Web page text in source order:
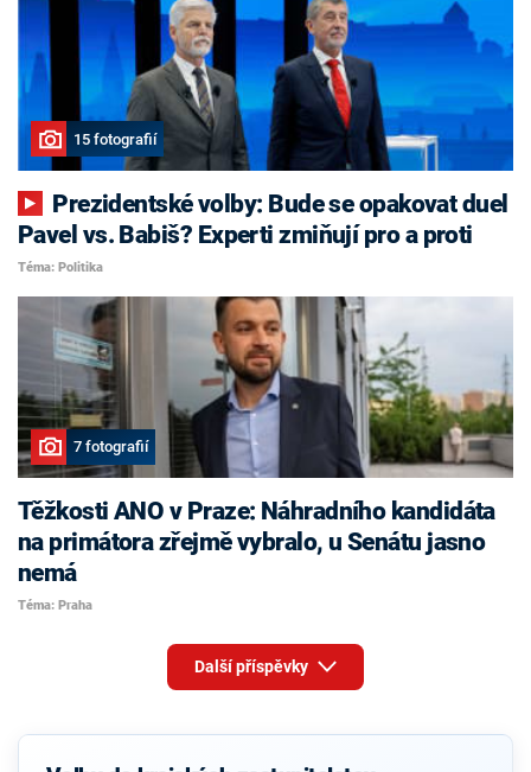
15 fotografií
Pavel vs. Babiš? Experti zmiňují pro a proti
Téma: Politika
7 fotografií
Těžkosti ANO v Praze: Náhradního kandidáta
na primátora zřejmě vybralo, u Senátu jasno
nemá
Téma: Praha
Další příspěvky